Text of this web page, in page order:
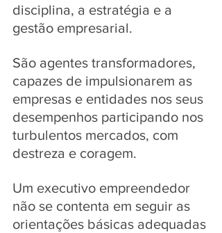
disciplina, a estratégia e a
gestão empresarial.
São agentes transformadores,
capazes de impulsionarem as
empresas e entidades nos seus
desempenhos participando nos
turbulentos mercados, com
destreza e coragem.
Um executivo empreendedor
não se contenta em seguir as
orientações básicas adequadas